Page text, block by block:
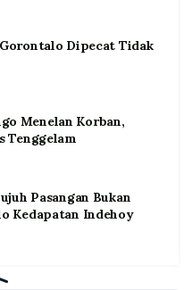
Dipecat Tidak
Menelan Korban,
Tenggelam
Pasangan Bukan
Kedapatan Indehoy